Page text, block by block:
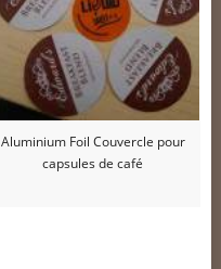
Aluminium Foil Couvercle pour
capsules de café